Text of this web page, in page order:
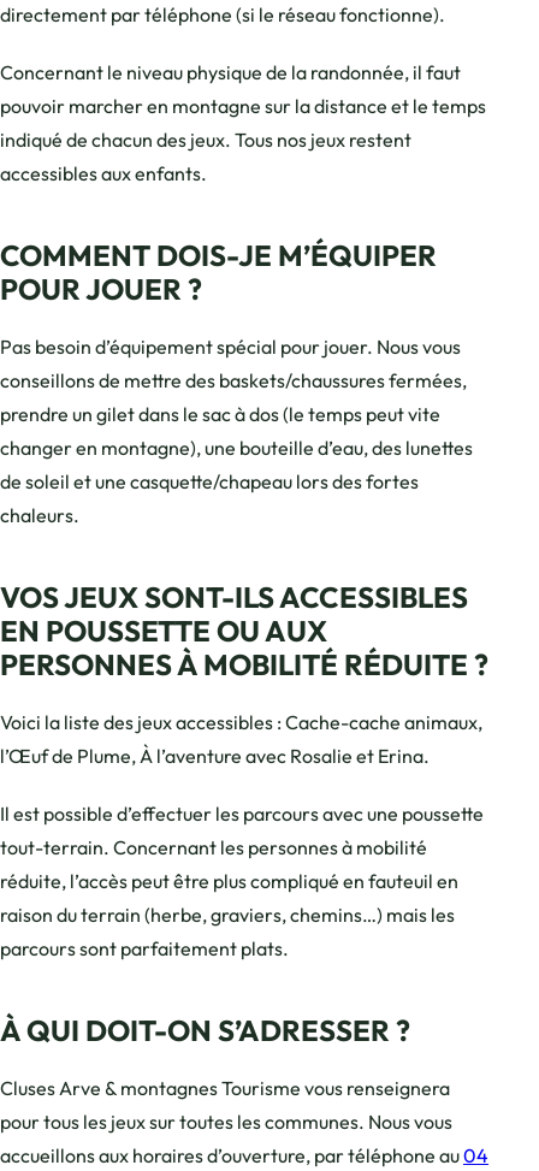
directement par téléphone (si le réseau fonctionne).
Concernant le niveau physique de la randonnée, il faut
pouvoir marcher en montagne sur la distance et le temps
indiqué de chacun des jeux. Tous nos jeux restent
accessibles aux enfants.
COMMENT DOIS-JE M’ÉQUIPER
POUR JOUER ?
Pas besoin d’équipement spécial pour jouer. Nous vous
conseillons de mettre des baskets/chaussures fermées,
prendre un gilet dans le sac à dos (le temps peut vite
changer en montagne), une bouteille d’eau, des lunettes
de soleil et une casquette/chapeau lors des fortes
chaleurs.
VOS JEUX SONT-ILS ACCESSIBLES
EN POUSSETTE OU AUX
PERSONNES À MOBILITÉ RÉDUITE ?
Voici la liste des jeux accessibles : Cache-cache animaux,
l’Œuf de Plume, À l’aventure avec Rosalie et Erina.
Il est possible d’effectuer les parcours avec une poussette
tout-terrain. Concernant les personnes à mobilité
réduite, l’accès peut être plus compliqué en fauteuil en
raison du terrain (herbe, graviers, chemins…) mais les
parcours sont parfaitement plats.
À QUI DOIT-ON S’ADRESSER ?
Cluses Arve & montagnes Tourisme vous renseignera
pour tous les jeux sur toutes les communes. Nous vous
accueillons aux horaires d’ouverture, par téléphone au04